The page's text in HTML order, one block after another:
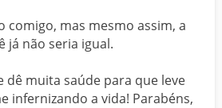
comigo, mas mesmo assim, a
já não seria igual.
dê muita saúde para que leve
infernizando a vida! Parabéns,